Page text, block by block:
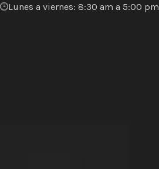
Lunes a viernes: 8:30 am a 5:00 pm